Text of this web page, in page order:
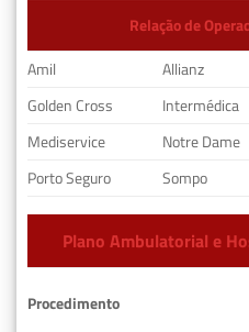
Relação de
Amil
Allianz
Golden Cross
Intermédica
Mediservice
Notre Dame
Porto Seguro
Sompo
Plano Ambulatorial e
Procedimento